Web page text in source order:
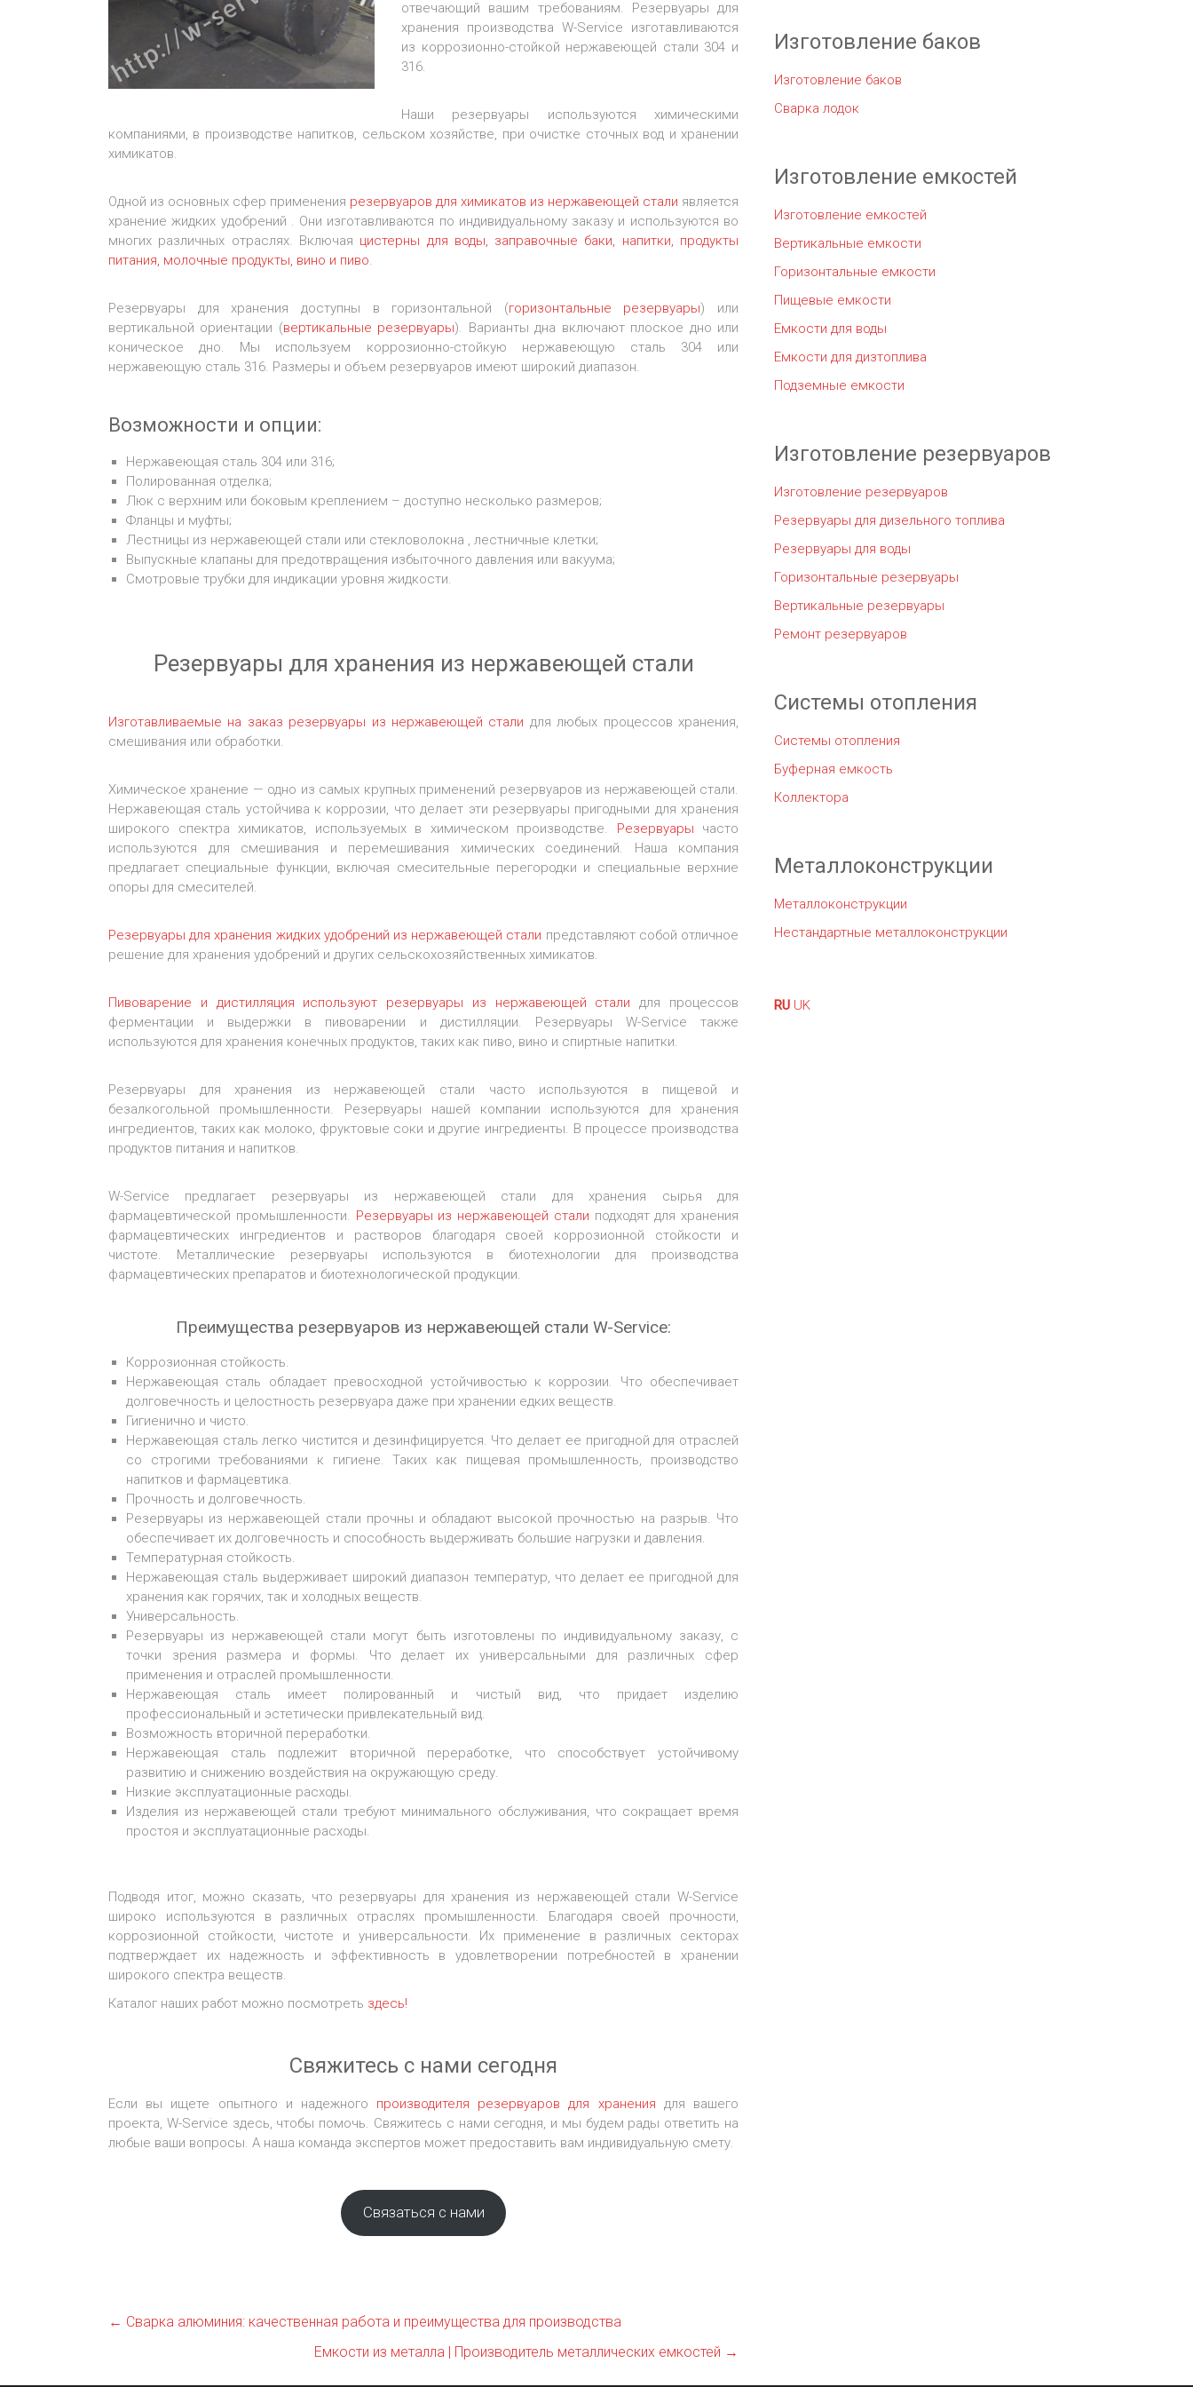
отвечающий вашим требованиям. Резервуары для
хранения производства W-Service изготавливаются
из коррозионно-стойкой нержавеющей стали 304 и
316.
Наши резервуары используются химическими
компаниями, в производстве напитков, сельском хозяйстве, при очистке сточных вод и хранении
химикатов.
Одной из основных сфер применения резервуаров для химикатов из нержавеющей стали является
хранение жидких удобрений . Они изготавливаются по индивидуальному заказу и используются во
многих различных отраслях. Включая цистерны для воды, заправочные баки, напитки, продукты
питания, молочные продукты, вино и пиво.
Резервуары для хранения доступны в горизонтальной (горизонтальные резервуары) или
вертикальной ориентации (вертикальные резервуары). Варианты дна включают плоское дно или
коническое дно. Мы используем коррозионно-стойкую нержавеющую сталь 304 или
нержавеющую сталь 316. Размеры и объем резервуаров имеют широкий диапазон.
Возможности и опции:
Нержавеющая сталь 304 или 316;
Полированная отделка;
Люк с верхним или боковым креплением – доступно несколько размеров;
Фланцы и муфты;
Лестницы из нержавеющей стали или стекловолокна , лестничные клетки;
Выпускные клапаны для предотвращения избыточного давления или вакуума;
Смотровые трубки для индикации уровня жидкости.
Резервуары для хранения из нержавеющей стали
Изготавливаемые на заказ резервуары из нержавеющей стали для любых процессов хранения,
смешивания или обработки.
Химическое хранение — одно из самых крупных применений резервуаров из нержавеющей стали.
Нержавеющая сталь устойчива к коррозии, что делает эти резервуары пригодными для хранения
широкого спектра химикатов, используемых в химическом производстве. Резервуары часто
используются для смешивания и перемешивания химических соединений. Наша компания
предлагает специальные функции, включая смесительные перегородки и специальные верхние
опоры для смесителей.
Резервуары для хранения жидких удобрений из нержавеющей стали представляют собой отличное
решение для хранения удобрений и других сельскохозяйственных химикатов.
Пивоварение и дистилляция используют резервуары из нержавеющей стали для процессов
ферментации и выдержки в пивоварении и дистилляции. Резервуары W-Service также
используются для хранения конечных продуктов, таких как пиво, вино и спиртные напитки.
Резервуары для хранения из нержавеющей стали часто используются в пищевой и
безалкогольной промышленности. Резервуары нашей компании используются для хранения
ингредиентов, таких как молоко, фруктовые соки и другие ингредиенты. В процессе производства
продуктов питания и напитков.
W-Service предлагает резервуары из нержавеющей стали для хранения сырья для
фармацевтической промышленности. Резервуары из нержавеющей стали подходят для хранения
фармацевтических ингредиентов и растворов благодаря своей коррозионной стойкости и
чистоте. Металлические резервуары используются в биотехнологии для производства
фармацевтических препаратов и биотехнологической продукции.
Преимущества резервуаров из нержавеющей стали W-Service:
Коррозионная стойкость.
Нержавеющая сталь обладает превосходной устойчивостью к коррозии. Что обеспечивает
долговечность и целостность резервуара даже при хранении едких веществ.
Гигиенично и чисто.
Нержавеющая сталь легко чистится и дезинфицируется. Что делает ее пригодной для отраслей
со строгими требованиями к гигиене. Таких как пищевая промышленность, производство
напитков и фармацевтика.
Прочность и долговечность.
Резервуары из нержавеющей стали прочны и обладают высокой прочностью на разрыв. Что
обеспечивает их долговечность и способность выдерживать большие нагрузки и давления.
Температурная стойкость.
Нержавеющая сталь выдерживает широкий диапазон температур, что делает ее пригодной для
хранения как горячих, так и холодных веществ.
Универсальность.
Резервуары из нержавеющей стали могут быть изготовлены по индивидуальному заказу, с
точки зрения размера и формы. Что делает их универсальными для различных сфер
применения и отраслей промышленности.
Нержавеющая сталь имеет полированный и чистый вид, что придает изделию
профессиональный и эстетически привлекательный вид.
Возможность вторичной переработки.
Нержавеющая сталь подлежит вторичной переработке, что способствует устойчивому
развитию и снижению воздействия на окружающую среду.
Низкие эксплуатационные расходы.
Изделия из нержавеющей стали требуют минимального обслуживания, что сокращает время
простоя и эксплуатационные расходы.
Подводя итог, можно сказать, что резервуары для хранения из нержавеющей стали W-Service
широко используются в различных отраслях промышленности. Благодаря своей прочности,
коррозионной стойкости, чистоте и универсальности. Их применение в различных секторах
подтверждает их надежность и эффективность в удовлетворении потребностей в хранении
широкого спектра веществ.
Каталог наших работ можно посмотреть здесь!
Свяжитесь с нами сегодня
Если вы ищете опытного и надежного производителя резервуаров для хранения для вашего
проекта, W-Service здесь, чтобы помочь. Свяжитесь с нами сегодня, и мы будем рады ответить на
любые ваши вопросы. А наша команда экспертов может предоставить вам индивидуальную смету.
Связаться с нами
← Сварка алюминия: качественная работа и преимущества для производства
Емкости из металла | Производитель металлических емкостей →
Изготовление баков
Изготовление баков
Сварка лодок
Изготовление емкостей
Изготовление емкостей
Вертикальные емкости
Горизонтальные емкости
Пищевые емкости
Емкости для воды
Емкости для дизтоплива
Подземные емкости
Изготовление резервуаров
Изготовление резервуаров
Резервуары для дизельного топлива
Резервуары для воды
Горизонтальные резервуары
Вертикальные резервуары
Ремонт резервуаров
Системы отопления
Системы отопления
Буферная емкость
Коллектора
Металлоконструкции
Металлоконструкции
Нестандартные металлоконструкции
RU UK